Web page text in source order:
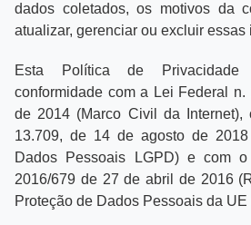
dados coletados, os motivos da
atualizar, gerenciar ou excluir essas
Esta Política de
conformidade com a Lei Federal n.
de 2014 (Marco Civil da
13.709, de 14 de agosto de
Dados Pessoais LGPD) e com
2016/679 de 27 de abril de 2016
Proteção de Dados Pessoais da UE